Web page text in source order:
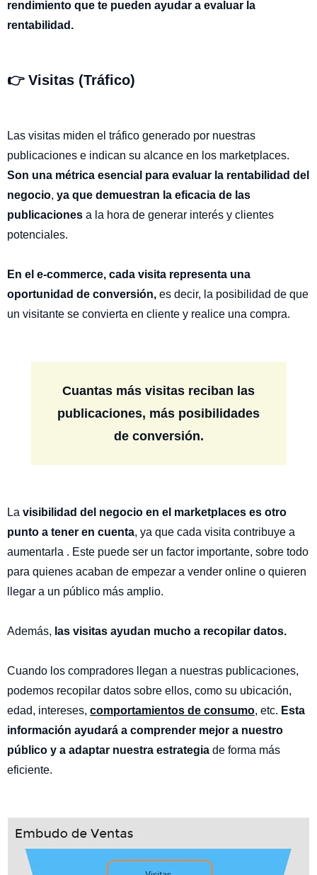
rendimiento que te pueden ayudar a evaluar la
rentabilidad.
👉 Visitas (Tráfico)
Las visitas miden el tráfico generado por nuestras
publicaciones e indican su alcance en los marketplaces.
Son una métrica esencial para evaluar la rentabilidad del
negocio, ya que demuestran la eficacia de las
publicaciones a la hora de generar interés y clientes
potenciales.
En el e-commerce, cada visita representa una
oportunidad de conversión, es decir, la posibilidad de que
un visitante se convierta en cliente y realice una compra.
Cuantas más visitas reciban las
publicaciones, más posibilidades
de conversión.
La visibilidad del negocio en el marketplaces es otro
punto a tener en cuenta, ya que cada visita contribuye a
aumentarla . Este puede ser un factor importante, sobre todo
para quienes acaban de empezar a vender online o quieren
llegar a un público más amplio.
Además, las visitas ayudan mucho a recopilar datos.
Cuando los compradores llegan a nuestras publicaciones,
podemos recopilar datos sobre ellos, como su ubicación,
edad, intereses, comportamientos de consumo, etc. Esta
información ayudará a comprender mejor a nuestro
público y a adaptar nuestra estrategia de forma más
eficiente.